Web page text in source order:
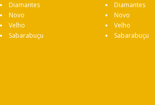
Diamantes
Novo
Velho
Sabarabuçu
Diamantes
Novo
Velho
Sabarabuçu